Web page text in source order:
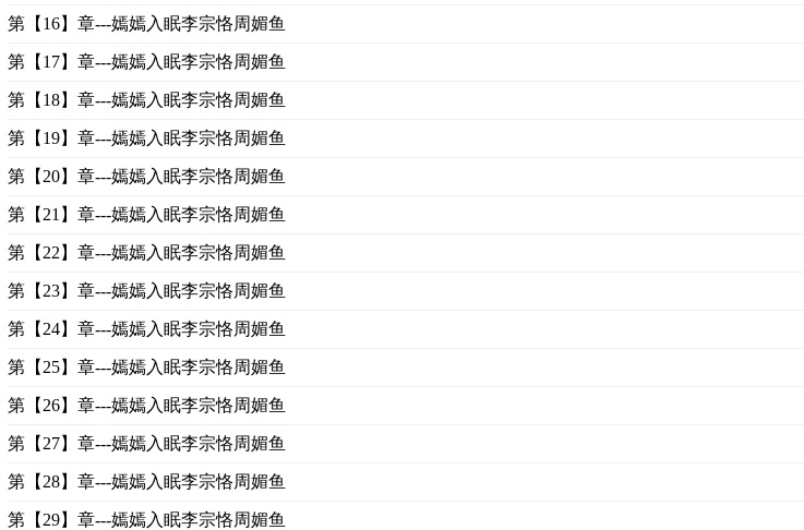
第【16】章---嫣嫣入眠李宗恪周媚鱼
第【17】章---嫣嫣入眠李宗恪周媚鱼
第【18】章---嫣嫣入眠李宗恪周媚鱼
第【19】章---嫣嫣入眠李宗恪周媚鱼
第【20】章---嫣嫣入眠李宗恪周媚鱼
第【21】章---嫣嫣入眠李宗恪周媚鱼
第【22】章---嫣嫣入眠李宗恪周媚鱼
第【23】章---嫣嫣入眠李宗恪周媚鱼
第【24】章---嫣嫣入眠李宗恪周媚鱼
第【25】章---嫣嫣入眠李宗恪周媚鱼
第【26】章---嫣嫣入眠李宗恪周媚鱼
第【27】章---嫣嫣入眠李宗恪周媚鱼
第【28】章---嫣嫣入眠李宗恪周媚鱼
第【29】章---嫣嫣入眠李宗恪周媚鱼